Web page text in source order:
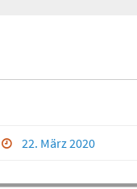
22. März 2020